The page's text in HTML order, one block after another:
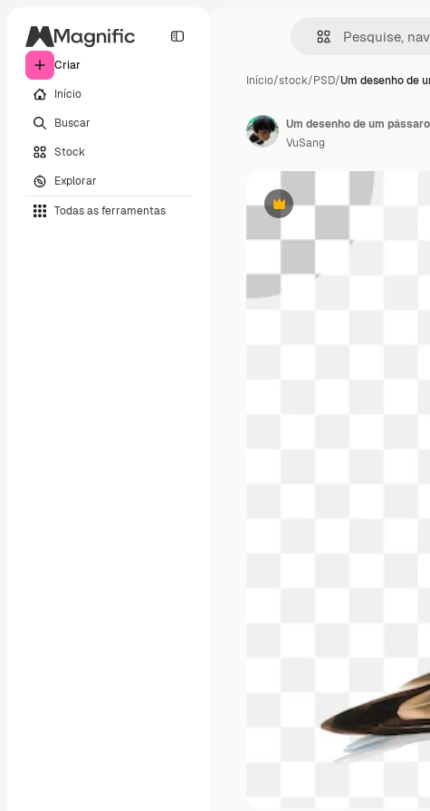
Criar
Início
Buscar
Stock
Explorar
Todas as ferramentas
Início/stock/PSD/Um desenho de
Premium
Um desenho de um
VuSang